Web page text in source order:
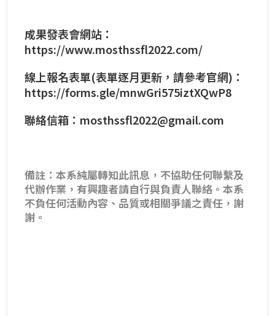
成果發表會網站：
https://www.mosthssfl2022.com/
線上報名表單(表單逐月更新，請參考官網)：
https://forms.gle/mnwGri575iztXQwP8
聯絡信箱：mosthssfl2022@gmail.com
備註：本系純屬轉知此訊息，不協助任何聯繫及
代辦作業，有興趣者請自行與負責人聯絡。本系
不負任何活動內容、品質或相關爭議之責任，謝
謝。